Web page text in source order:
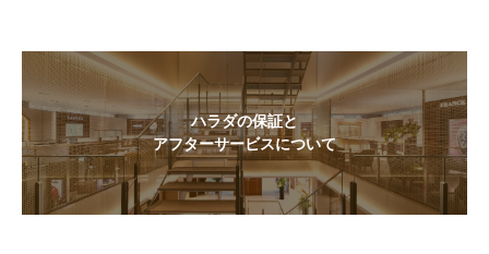
ハラダの保証と
アフターサービスについて